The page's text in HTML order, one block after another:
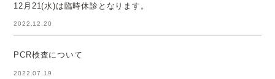
12月21(水)は臨時休診となります。
2022.12.20
PCR検査について
2022.07.19